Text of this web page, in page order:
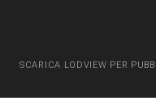
SCARICA LODVIEW PER